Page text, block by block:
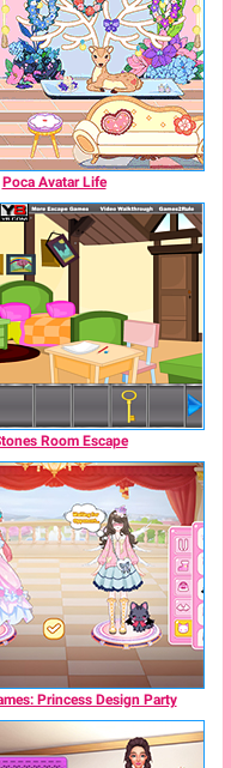
Poca Avatar Life
Room Escape
Princess Design Party